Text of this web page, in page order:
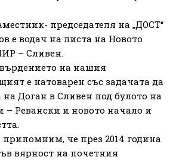
председателя на „ДОСТ“
е водач на листа на Новото
– Сливен.
на нашия
е натоварен със задачата да
Доган в Сливен под булото на
– Ревански и новото начало и
припомним, че през 2014 година
вярност на почетния